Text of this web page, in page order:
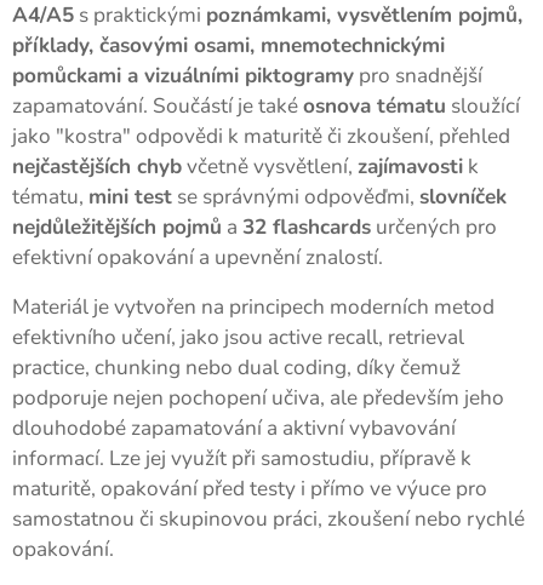
A4/A5 s praktickými poznámkami, vysvětlením pojmů,
příklady, časovými osami, mnemotechnickými
pomůckami a vizuálními piktogramy pro snadnější
zapamatování. Součástí je takéosnova tématu sloužící
jako "kostra" odpovědi k maturitě či zkoušení, přehled
nejčastějších chybvčetně vysvětlení, zajímavosti k
tématu, mini test se správnými odpověďmi, slovníček
nejdůležitějších pojmů a 32 flashcards určených pro
efektivní opakování a upevnění znalostí.
Materiál je vytvořen na principech moderních metod
efektivního učení, jako jsou active recall, retrieval
practice, chunking nebo dual coding, díky čemuž
podporuje nejen pochopení učiva, ale především jeho
dlouhodobé zapamatování a aktivní vybavování
informací. Lze jej využít při samostudiu, přípravě k
maturitě, opakování před testy i přímo ve výuce pro
samostatnou či skupinovou práci, zkoušení nebo rychlé
opakování.